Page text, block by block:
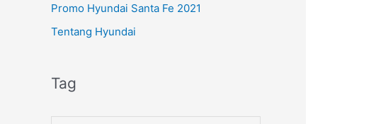
Promo Hyundai Santa Fe 2021
Tentang Hyundai
Tag